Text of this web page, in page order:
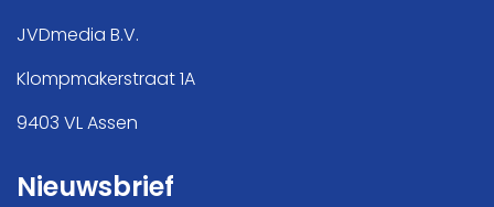
JVDmedia B.V.
Klompmakerstraat 1A
9403 VL Assen
Nieuwsbrief